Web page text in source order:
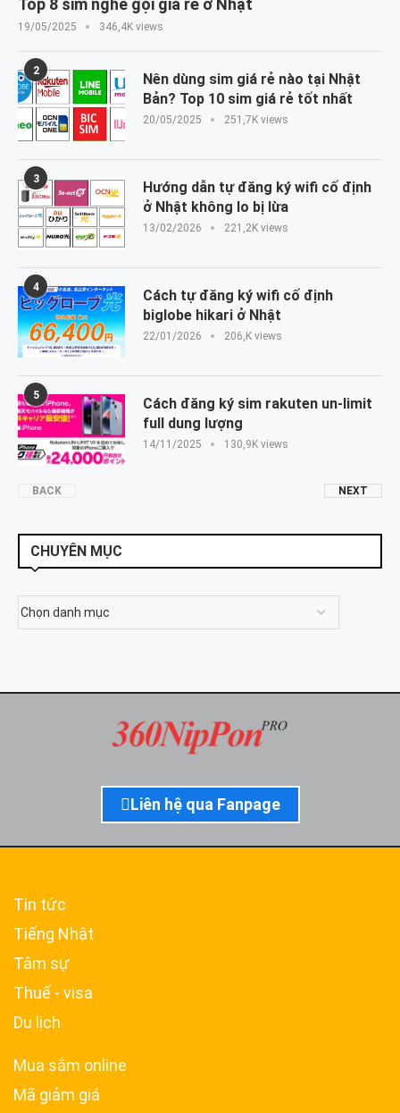
Top 8 sim nghe gọi giá rẻ ở Nhật
19/05/2025 346,4K views
2
Nên dùng sim giá rẻ nào tại Nhật
Bản? Top 10 sim giá rẻ tốt nhất
20/05/2025 251,7K views
3
Hướng dẫn tự đăng ký wifi cố định
ở Nhật không lo bị lừa
13/02/2026 221,2K views
4
Cách tự đăng ký wifi cố định
biglobe hikari ở Nhật
22/01/2026 206,K views
5
Cách đăng ký sim rakuten un-limit
full dung lượng
14/11/2025 130,9K views
BACK NEXT
CHUYÊN MỤC
Liên hệ qua Fanpage
Tin tức
Tiếng Nhật
Tâm sự
Thuế - visa
Du lịch
Mua sắm online
Mã giảm giá